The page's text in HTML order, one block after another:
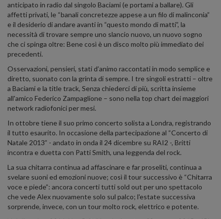
anticipato in radio dal singolo Baciami (e portami a ballare). Gli
affetti privati, le “banali concretezze appese a un filo di malinconia”
e il desiderio di andare avanti in “questo mondo di matti”, la
necessità di trovare sempre uno slancio nuovo, un nuovo sogno
che ci spinga oltre: Bene così è un disco molto più immediato dei
precedenti.
Osservazioni, pensieri, stati d’animo raccontati in modo semplice e
diretto, suonato con la grinta di sempre. I tre singoli estratti – oltre
a Baciami e la title track, Senza chiederci di più, scritta insieme
all'amico Federico Zampaglione – sono nella top chart dei maggiori
network radiofonici per mesi.
In ottobre tiene il suo primo concerto solista a Londra, registrando
il tutto esaurito. In occasione della partecipazione al “Concerto di
Natale 2013” - andato in onda il 24 dicembre su RAI2 -, Britti
incontra e duetta con Patti Smith, una leggenda del rock.
La sua chitarra continua ad affascinare e far proseliti, continua a
svelare suoni ed emozioni nuove; così il tour successivo è “Chitarra
voce e piede”: ancora concerti tutti sold out per uno spettacolo
che vede Alex nuovamente solo sul palco; l'estate successiva
sorprende, invece, con un tour molto rock, elettrico e potente.